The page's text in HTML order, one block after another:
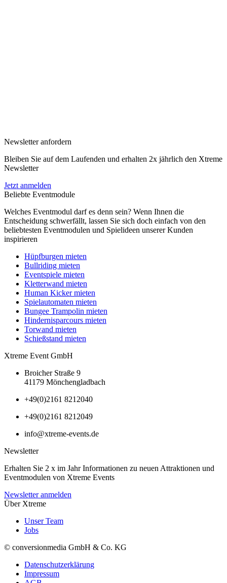
Newsletter anfordern
Bleiben Sie auf dem Laufenden und erhalten 2x jährlich den Xtreme
Newsletter
Jetzt anmelden
Beliebte Eventmodule
Welches Eventmodul darf es denn sein? Wenn Ihnen die
Entscheidung schwerfällt, lassen Sie sich doch einfach von den
beliebtesten Eventmodulen und Spielideen unserer Kunden
inspirieren
Hüpfburgen mieten
Bullriding mieten
Eventspiele mieten
Kletterwand mieten
Human Kicker mieten
Spielautomaten mieten
Bungee Trampolin mieten
Hindernisparcours mieten
Torwand mieten
Schießstand mieten
Xtreme Event GmbH
Broicher Straße 9
41179 Mönchengladbach
+49(0)2161 8212040
+49(0)2161 8212049
info@xtreme-events.de
Newsletter
Erhalten Sie 2 x im Jahr Informationen zu neuen Attraktionen und
Eventmodulen von Xtreme Events
Newsletter anmelden
Über Xtreme
Unser Team
Jobs
© conversionmedia GmbH & Co. KG
Datenschutzerklärung
Impressum